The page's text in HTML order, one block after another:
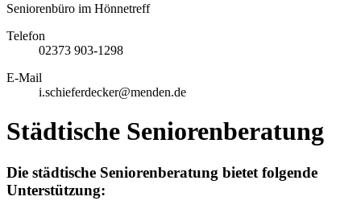
Seniorenbüro im Hönnetreff
Telefon
02373 903-1298
E-Mail
i.schieferdecker@menden.de
Städtische Seniorenberatung
Die städtische Seniorenberatung bietet folgende
Unterstützung: